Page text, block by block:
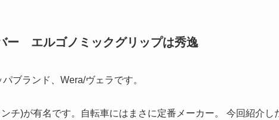
ー エルゴノミックグリップは秀逸
ブランド、Wera/ヴェラです。
チ)が有名です。自転車にはまさに定番メーカー。 今回紹介し